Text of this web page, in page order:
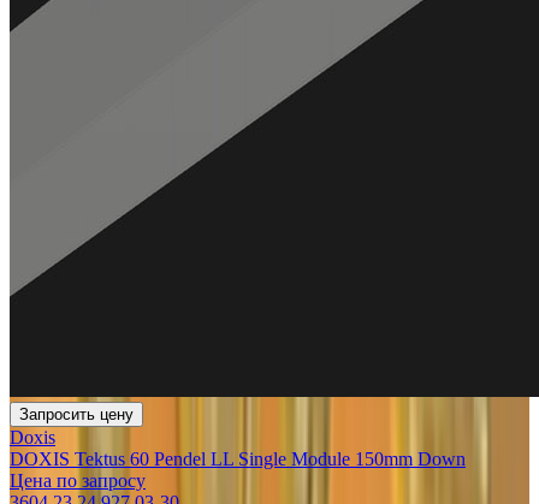
Запросить цену
Doxis
DOXIS Tektus 60 Pendel LL Single Module 150mm Down
Цена по запросу